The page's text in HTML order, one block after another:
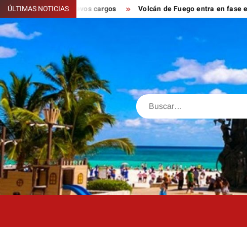
Saltar
al
contenido
ÚLTIMAS NOTICIAS
nuevos cargos Volcán de Fuego entra en fase explosiva;
Buscar